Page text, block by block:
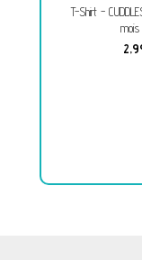
T-Shirt -
mois